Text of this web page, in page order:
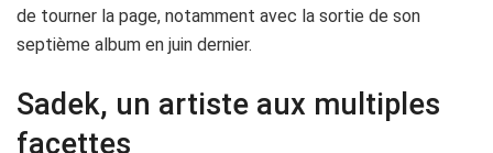
de tourner la page, notamment avec la sortie de son
septième album en juin dernier.
Sadek, un artiste aux multiples
facettes